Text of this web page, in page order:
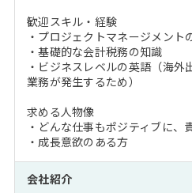
歓迎スキル・経験
・プロジェクトマネージメント
・基礎的な会計税務の知識
・ビジネスレベルの英語（海外
業務が発生するため）
求める人物像
・どんな仕事もポジティブに、
・成長意欲のある方
会社紹介